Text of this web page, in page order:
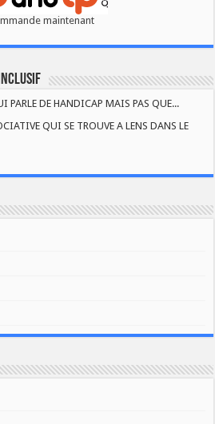
maintenant
DE HANDICAP MAIS PAS QUE...
QUI SE TROUVE A LENS DANS LE